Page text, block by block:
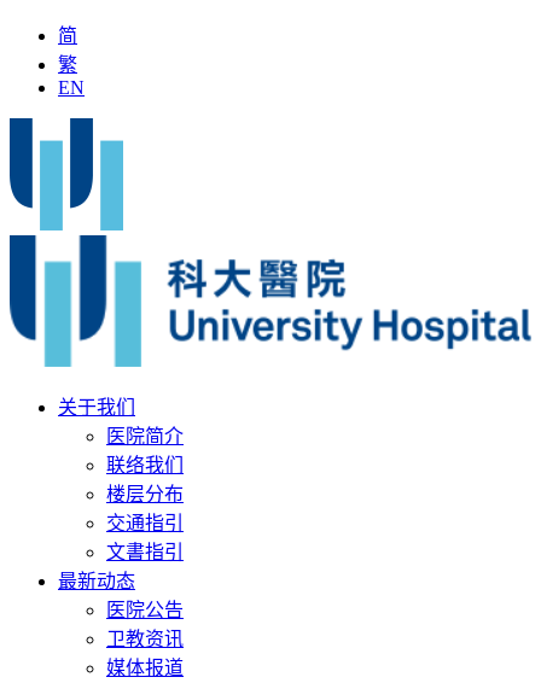
简
繁
EN
关于我们
医院简介
联络我们
楼层分布
交通指引
文書指引
最新动态
医院公告
卫教资讯
媒体报道